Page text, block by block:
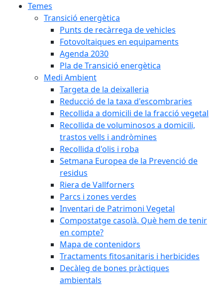
Temes
Transició energètica
Punts de recàrrega de vehicles
Fotovoltaiques en equipaments
Agenda 2030
Pla de Transició energètica
Medi Ambient
Targeta de la deixalleria
Reducció de la taxa d'escombraries
Recollida a domicili de la fracció vegetal
Recollida de voluminosos a domicili,
trastos vells i andròmines
Recollida d'olis i roba
Setmana Europea de la Prevenció de
residus
Riera de Vallforners
Parcs i zones verdes
Inventari de Patrimoni Vegetal
Compostatge casolà. Què hem de tenir
en compte?
Mapa de contenidors
Tractaments fitosanitaris i herbicides
Decàleg de bones pràctiques
ambientals